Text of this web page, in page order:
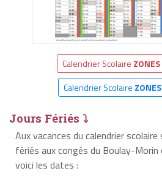
Calendrier Scolaire
Calendrier Scolaire
Jours Fériés ⤵
Aux vacances du calendrier
fériés aux congés du Boulay-
voici les dates :